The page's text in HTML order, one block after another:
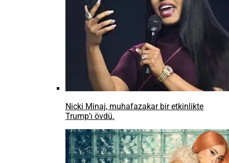
Nicki Minaj, muhafazakar bir etkinlikte
Trump’ı övdü.